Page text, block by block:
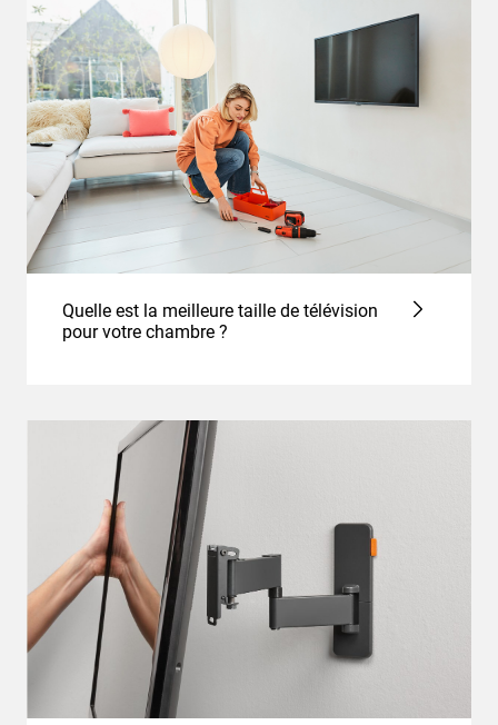
Quelle est la meilleure taille de télévision
pour votre chambre ?